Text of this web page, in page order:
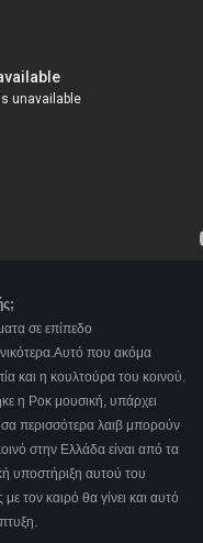
σε επίπεδο
που ακόμα
και η κουλτούρα του κοινού.
η Ροκ μουσική, υπάρχει
περισσότερα λαιβ μπορούν
στην Ελλάδα είναι από τα
υποστήριξη αυτού του
τον καιρό θα γίνει και αυτό